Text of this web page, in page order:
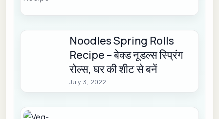
Noodles Spring Rolls
Recipe – बेक्ड नूडल्स स्प्रिंग
रोल्स, घर की शीट से बनें
July 3, 2022